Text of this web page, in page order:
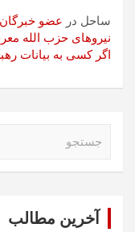
ساحل در عضو خبرگان
نیروهای حزب الله
اگر کسی به بیانات
آخرین مطالب